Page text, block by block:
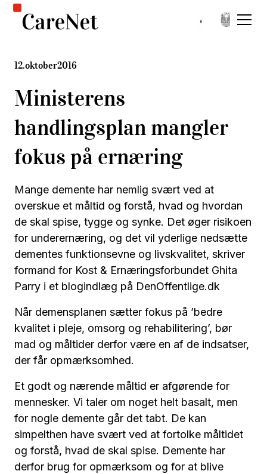
12.oktober2016
Ministerens
handlingsplan mangler
fokus på ernæring
Mange demente har nemlig svært ved at
overskue et måltid og forstå, hvad og hvordan
de skal spise, tygge og synke. Det øger risikoen
for underernæring, og det vil yderlige nedsætte
dementes funktionsevne og livskvalitet, skriver
formand for Kost & Ernæringsforbundet Ghita
Parry i et blogindlæg på DenOffentlige.dk
Når demensplanen sætter fokus på ’bedre
kvalitet i pleje, omsorg og rehabilitering’, bør
mad og måltider derfor være en af de indsatser,
der får opmærksomhed.
Et godt og nærende måltid er afgørende for
mennesker. Vi taler om noget helt basalt, men
for nogle demente går det tabt. De kan
simpelthen have svært ved at fortolke måltidet
og forstå, hvad de skal spise. Demente har
derfor brug for opmærksom og for at blive